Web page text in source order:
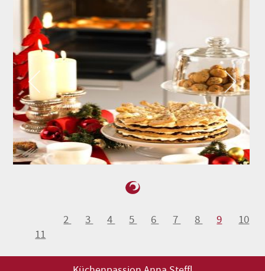
2 3 4 5 6 7 8 9
10
11